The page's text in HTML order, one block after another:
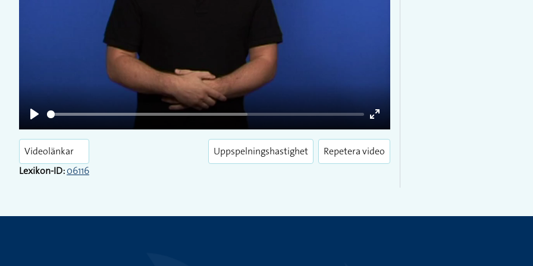
Play
Enter
fullscreen
Videolänkar
Lexikon-ID:06116
Uppspelningshastighet Repetera video